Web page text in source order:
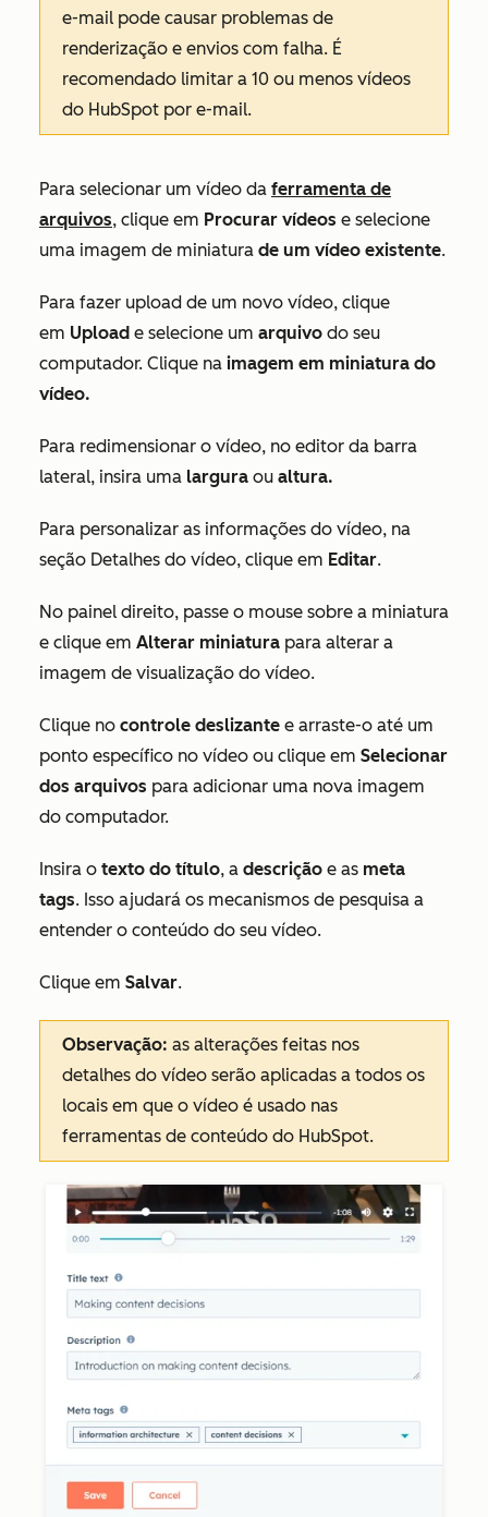
e-mail pode causar problemas de
renderização e envios com falha. É
recomendado limitar a 10 ou menos vídeos
do HubSpot por e-mail.
Para selecionar um vídeo da ferramenta de
arquivos, clique em Procurar vídeos e selecione
uma imagem de miniatura de um vídeo existente.
Para fazer upload de um novo vídeo, clique
em Upload e selecione um arquivo do seu
computador. Clique na imagem em miniatura do
vídeo.
Para redimensionar o vídeo, no editor da barra
lateral, insira uma largura ou altura.
Para personalizar as informações do vídeo, na
seção Detalhes do vídeo, clique em Editar.
No painel direito, passe o mouse sobre a miniatura
e clique em Alterar miniatura para alterar a
imagem de visualização do vídeo.
Clique no controle deslizante e arraste-o até um
ponto específico no vídeo ou clique em Selecionar
dos arquivos para adicionar uma nova imagem
do computador.
Insira o texto do título, a descrição e as meta
tags. Isso ajudará os mecanismos de pesquisa a
entender o conteúdo do seu vídeo.
Clique em Salvar.
Observação: as alterações feitas nos
detalhes do vídeo serão aplicadas a todos os
locais em que o vídeo é usado nas
ferramentas de conteúdo do HubSpot.